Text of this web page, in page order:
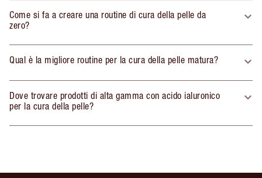
Come si fa a creare una routine di cura della pelle da
zero?
Qual è la migliore routine per la cura della pelle matura?
Dove trovare prodotti di alta gamma con acido ialuronico
per la cura della pelle?